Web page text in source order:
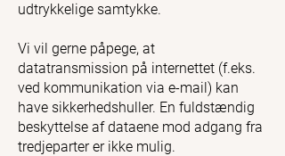
udtrykkelige samtykke.
Vi vil gerne påpege, at
datatransmission på internettet (f.eks.
ved kommunikation via e-mail) kan
have sikkerhedshuller. En fuldstændig
beskyttelse af dataene mod adgang fra
tredjeparter er ikke mulig.